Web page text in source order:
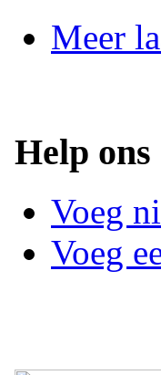
Meer
Help ons
Voeg
Voeg